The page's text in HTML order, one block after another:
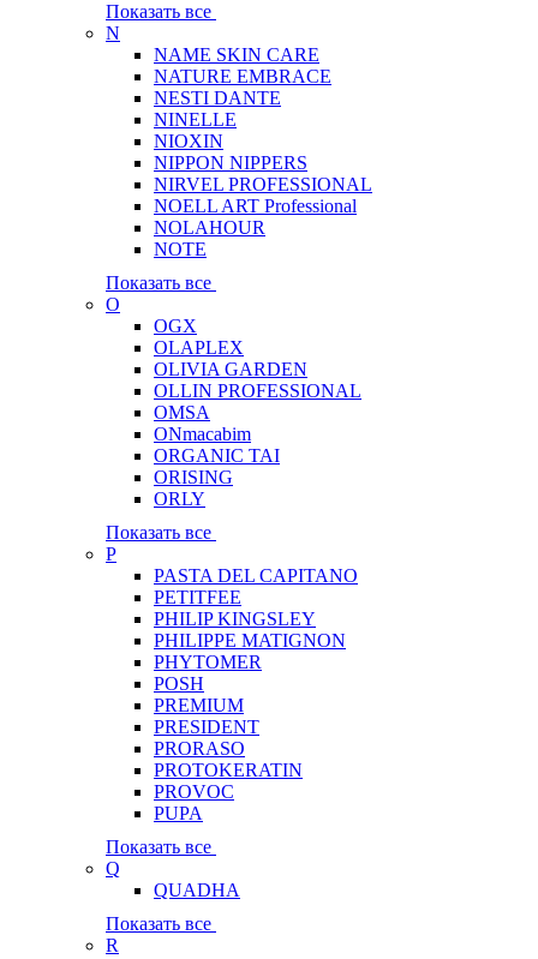
Показать все
N
NAME SKIN CARE
NATURE EMBRACE
NESTI DANTE
NINELLE
NIOXIN
NIPPON NIPPERS
NIRVEL PROFESSIONAL
NOELL ART Professional
NOLAHOUR
NOTE
Показать все
O
OGX
OLAPLEX
OLIVIA GARDEN
OLLIN PROFESSIONAL
OMSA
ONmacabim
ORGANIC TAI
ORISING
ORLY
Показать все
P
PASTA DEL CAPITANO
PETITFEE
PHILIP KINGSLEY
PHILIPPE MATIGNON
PHYTOMER
POSH
PREMIUM
PRESIDENT
PRORASO
PROTOKERATIN
PROVOC
PUPA
Показать все
Q
QUADHA
Показать все
R